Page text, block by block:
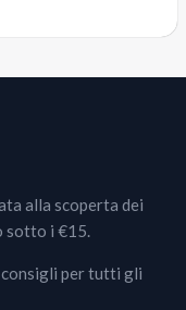
alla scoperta dei
sotto i €15.
consigli per tutti gli